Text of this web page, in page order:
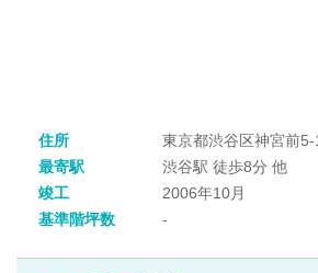
住所
東京都渋谷区神宮前
最寄駅
渋谷駅 徒歩8分 他
竣工
2006年10月
基準階坪数
-